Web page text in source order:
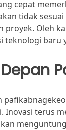
cepat
tidak
proyek. Oleh
teknologi baru
Inovasi terus